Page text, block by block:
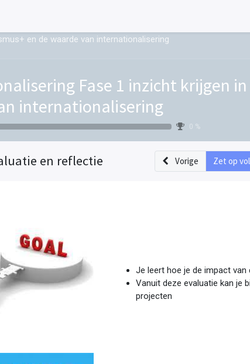
en de waarde van internationalisering
Fase 1 inzicht krijgen in
internationalisering
0 %
en reflectie Vorige Zet op
Je leert hoe je de impact van
Vanuit deze evaluatie kan je
projecten